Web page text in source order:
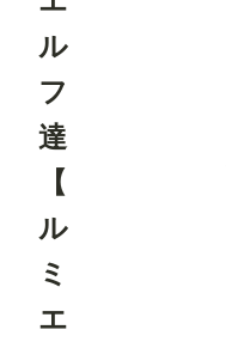
ル
フ
達
【
ル
ミ
エ